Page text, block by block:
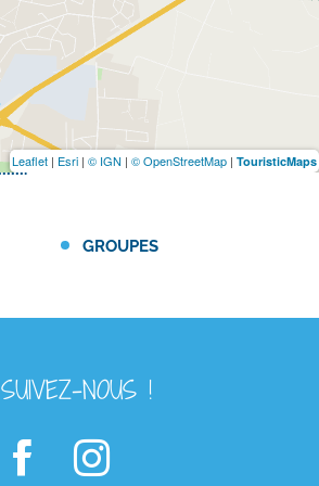
Leaflet | Esri | © IGN | © OpenStreetMap | TouristicMaps
GROUPES
SUIVEZ-NOUS !